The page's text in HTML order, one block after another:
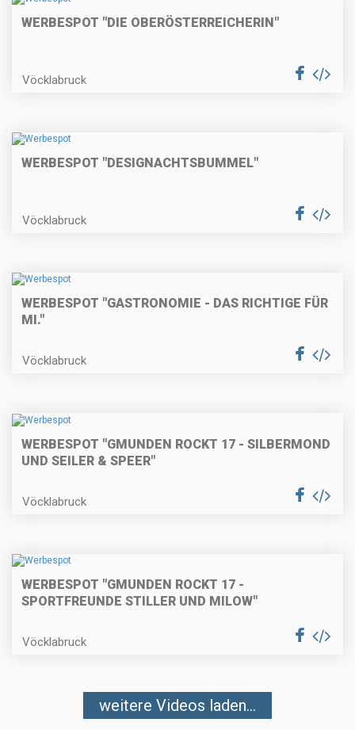
WERBESPOT "DIE OBERÖSTERREICHERIN"
Vöcklabruck
WERBESPOT "DESIGNACHTSBUMMEL"
Vöcklabruck
WERBESPOT "GASTRONOMIE - DAS RICHTIGE FÜR
MI."
Vöcklabruck
WERBESPOT "GMUNDEN ROCKT 17 - SILBERMOND
UND SEILER & SPEER"
Vöcklabruck
WERBESPOT "GMUNDEN ROCKT 17 -
SPORTFREUNDE STILLER UND MILOW"
Vöcklabruck
weitere Videos laden...